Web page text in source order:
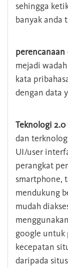
sehingga
banyak anda
perencanaan
mejadi
kata
dengan data
Teknologi 2.0
dan
UI/user
perangkat
smartphone,
mendukung
mudah
google untuk
kecepatan
daripada